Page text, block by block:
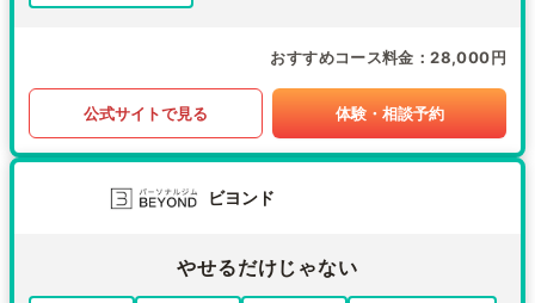
おすすめコース料金 28,000円
公式サイトで見る 体験・相談予約
ビヨンド
やせるだけじゃない